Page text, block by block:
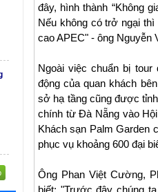
đây, hình thành “Không
Nếu không có trở ngại
cao APEC" - ông Nguyễn
Ngoài việc chuẩn bị
động của quan khách
sở hạ tầng cũng được
chính từ Đà Nẵng vào
Khách sạn Palm Garden
phục vụ khoảng 600 đại
Ông Phan Việt Cường,
biết: "Trước đây chúng